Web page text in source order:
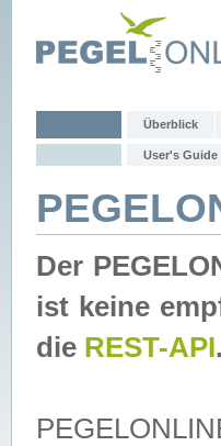
Überblick
User's Guide
Der
ist keine
die REST-API.